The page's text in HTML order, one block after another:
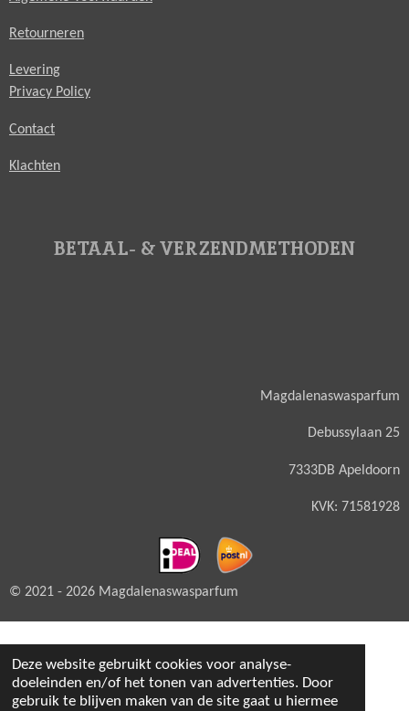
Deze website gebruikt cookies voor analyse-
doeleinden en/of het tonen van advertenties. Door
gebruik te blijven maken van de site gaat u hiermee
Retourneren
Levering
Privacy Policy
Contact
Klachten
BETAAL- & VERZENDMETHODEN
Magdalenaswasparfum
Debussylaan 25
7333DB Apeldoorn
KVK: 71581928
© 2021 - 2026 Magdalenaswasparfum